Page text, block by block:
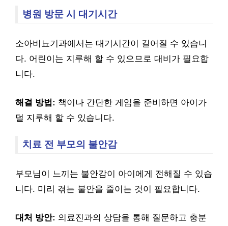
병원 방문 시 대기시간
소아비뇨기과에서는 대기시간이 길어질 수 있습니
다. 어린이는 지루해 할 수 있으므로 대비가 필요합
니다.
해결 방법: 책이나 간단한 게임을 준비하면 아이가
덜 지루해 할 수 있습니다.
치료 전 부모의 불안감
부모님이 느끼는 불안감이 아이에게 전해질 수 있습
니다. 미리 겪는 불안을 줄이는 것이 필요합니다.
대처 방안: 의료진과의 상담을 통해 질문하고 충분